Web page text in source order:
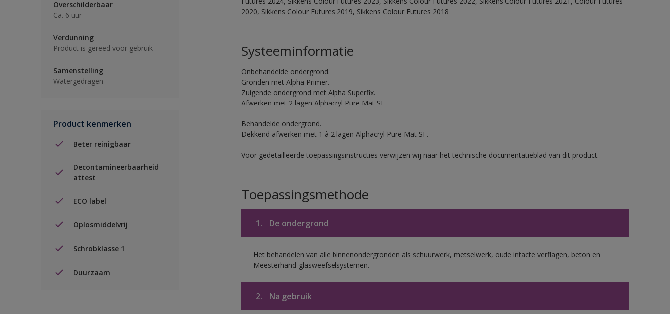
Overschilderbaar
Ca. 6 uur
Verdunning
Product is gereed voor gebruik
Samenstelling
Watergedragen
Product kenmerken
Beter reinigbaar
Decontamineerbaarheid
attest
ECO label
Oplosmiddelvrij
Schrobklasse 1
Duurzaam
2020, Sikkens Colour Futures 2019, Sikkens Colour Futures 2018
Systeeminformatie
Onbehandelde ondergrond.
Gronden met Alpha Primer.
Zuigende ondergrond met Alpha Superfix.
Afwerken met 2 lagen Alphacryl Pure Mat SF.
Behandelde ondergrond.
Dekkend afwerken met 1 à 2 lagen Alphacryl Pure Mat SF.
Voor gedetailleerde toepassingsinstructies verwijzen wij naar het technische documentatieblad van dit product.
Toepassingsmethode
1. De ondergrond
Het behandelen van alle binnenondergronden als schuurwerk, metselwerk, oude intacte verflagen, beton en
Meesterhand-glasweefselsystemen.
2. Na gebruik